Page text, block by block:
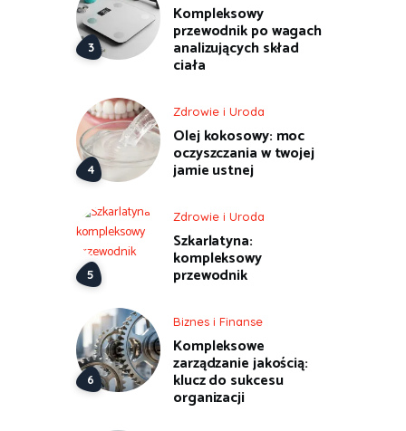
Kompleksowy
przewodnik po wagach
analizujących skład
ciała
Zdrowie i Uroda
Olej kokosowy: moc
oczyszczania w twojej
jamie ustnej
Zdrowie i Uroda
Szkarlatyna:
kompleksowy
przewodnik
Biznes i Finanse
Kompleksowe
zarządzanie jakością:
klucz do sukcesu
organizacji